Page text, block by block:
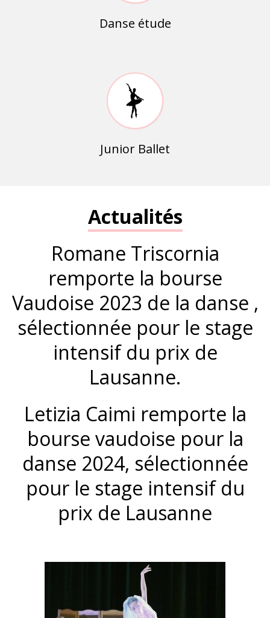
Danse étude
Junior Ballet
Actualités
Romane Triscornia
remporte la bourse
Vaudoise 2023 de la danse ,
sélectionnée pour le stage
intensif du prix de
Lausanne.
Letizia Caimi remporte la
bourse vaudoise pour la
danse 2024, sélectionnée
pour le stage intensif du
prix de Lausanne